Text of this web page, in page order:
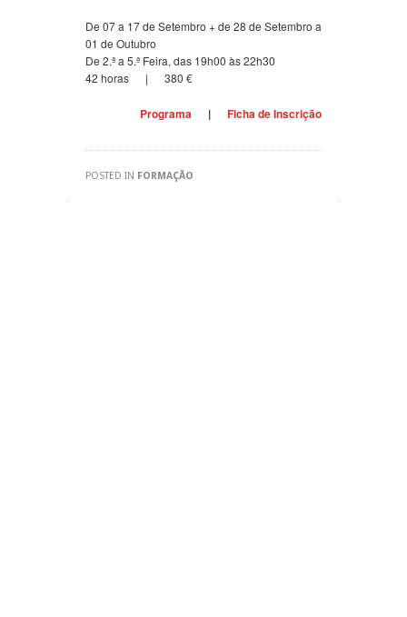
De 07 a 17 de Setembro + de 28 de Setembro a
01 de Outubro
De 2.ª a 5.ª Feira, das 19h00 às 22h30
42 horas | 380 €
Programa | Ficha de Inscrição
POSTED IN FORMAÇÃO